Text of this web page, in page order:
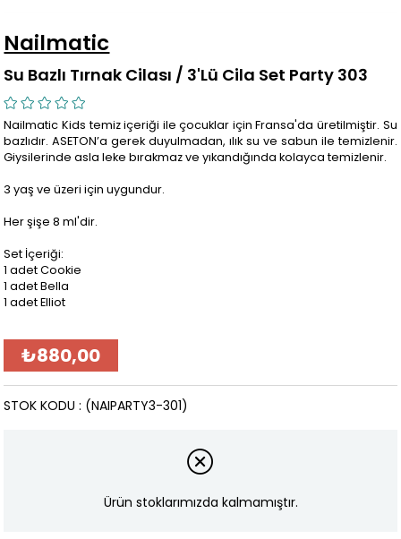
Nailmatic
Su Bazlı Tırnak Cilası / 3'Lü Cila Set Party 303
Nailmatic Kids temiz içeriği ile çocuklar için Fransa'da üretilmiştir. Su
bazlıdır. ASETON’a gerek duyulmadan, ılık su ve sabun ile temizlenir.
Giysilerinde asla leke bırakmaz ve yıkandığında kolayca temizlenir.
3 yaş ve üzeri için uygundur.
Her şişe 8 ml'dir.
Set İçeriği:
1 adet Cookie
1 adet Bella
1 adet Elliot
₺880,00
(NAIPARTY3-301)
STOK KODU
Ürün stoklarımızda kalmamıştır.